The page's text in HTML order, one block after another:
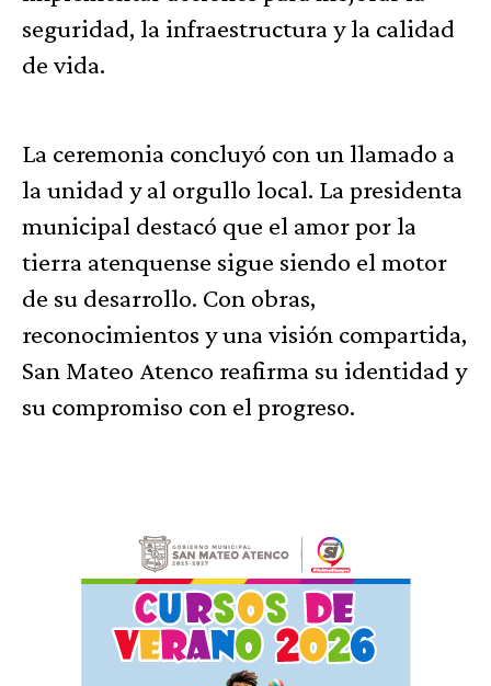
seguridad, la infraestructura y la calidad
de vida.
La ceremonia concluyó con un llamado a
la unidad y al orgullo local. La presidenta
municipal destacó que el amor por la
tierra atenquense sigue siendo el motor
de su desarrollo. Con obras,
reconocimientos y una visión compartida,
San Mateo Atenco reafirma su identidad y
su compromiso con el progreso.